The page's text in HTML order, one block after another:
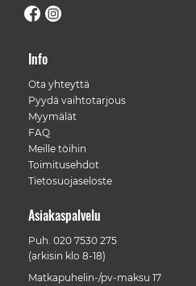
Info
Ota yhteyttä
Pyydä vaihtotarjous
Myymälät
FAQ
Meille töihin
Toimitusehdot
Tietosuojaseloste
Asiakaspalvelu
Puh. 020 7530 275
(arkisin klo 8-18)
Matkapuhelin-/pv-maksu 17